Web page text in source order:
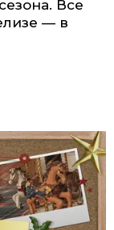
Все
— в